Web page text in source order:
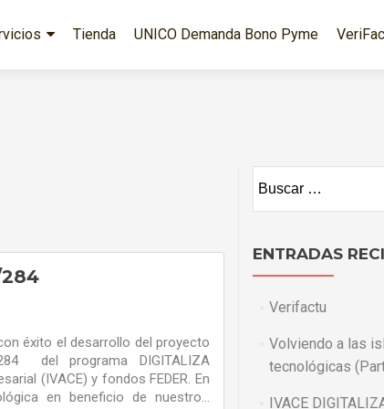
Tienda UNICO Demanda Bono Pyme
284
éxito el desarrollo del proyecto
del programa DIGITALIZA
(IVACE) y fondos FEDER. En
en beneficio de nuestro…
ENTRADAS
Verifactu
Volviendo a las
tecnológicas
IVACE